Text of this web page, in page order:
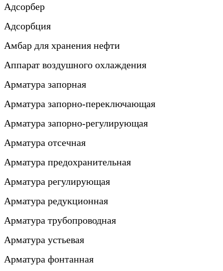
Адсорбер
Адсорбция
Амбар для хранения нефти
Аппарат воздушного охлаждения
Арматура запорная
Арматура запорно-переключающая
Арматура запорно-регулирующая
Арматура отсечная
Арматура предохранительная
Арматура регулирующая
Арматура редукционная
Арматура трубопроводная
Арматура устьевая
Арматура фонтанная